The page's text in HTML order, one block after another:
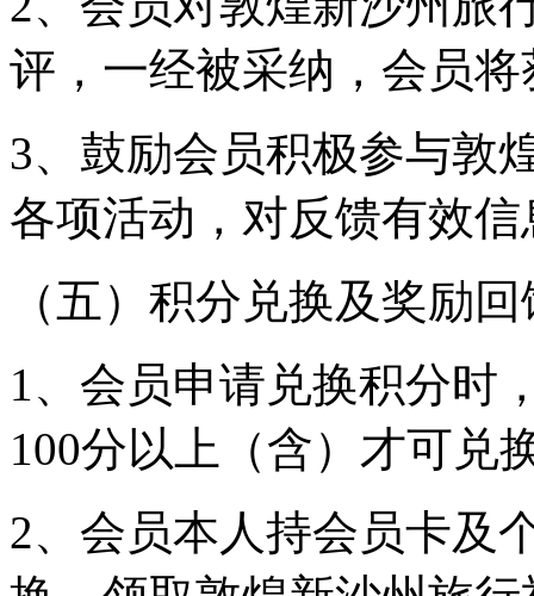
评，一经被采纳，会员
3、鼓励会员积极参与敦
各项活动，对反馈有效
（五）积分兑换及奖励回
1、会员申请兑换积分时
100分以上（含）才可兑
2、会员本人持会员卡及